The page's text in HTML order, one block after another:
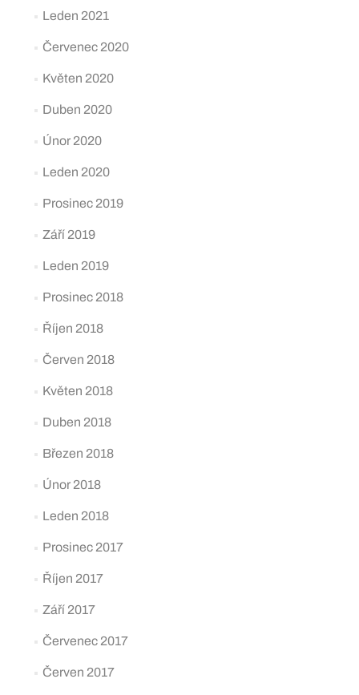
Leden 2021
Červenec 2020
Květen 2020
Duben 2020
Únor 2020
Leden 2020
Prosinec 2019
Září 2019
Leden 2019
Prosinec 2018
Říjen 2018
Červen 2018
Květen 2018
Duben 2018
Březen 2018
Únor 2018
Leden 2018
Prosinec 2017
Říjen 2017
Září 2017
Červenec 2017
Červen 2017